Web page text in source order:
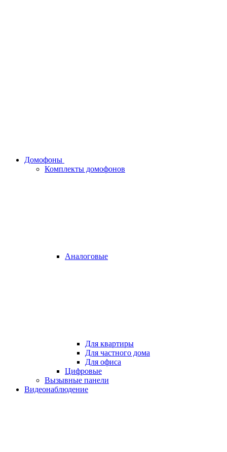
Домофоны
Комплекты домофонов
Аналоговые
Для квартиры
Для частного дома
Для офиса
Цифровые
Вызывные панели
Видеонаблюдение